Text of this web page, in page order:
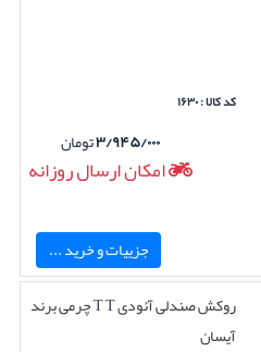
کد کالا : ۱۶۳۰
۳/۹۴۵/۰۰۰تومان
امکان ارسال روزانه
جزییات و خرید ...
روکش صندلی آئودی T T چرمی برند
آیسان